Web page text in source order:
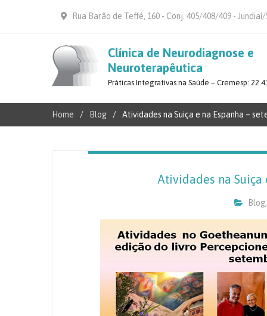
Rua Barão de Teffé, 160 - Conj. 405/408/409 - Jundiaí/
Clínica de Neurodiagnose e
Neuroterapêutica
Práticas Integrativas na Saúde – Cremesp:
Home Blog Atividades na Suiça e na Espanha –
Atividades na Suiça
Blog,